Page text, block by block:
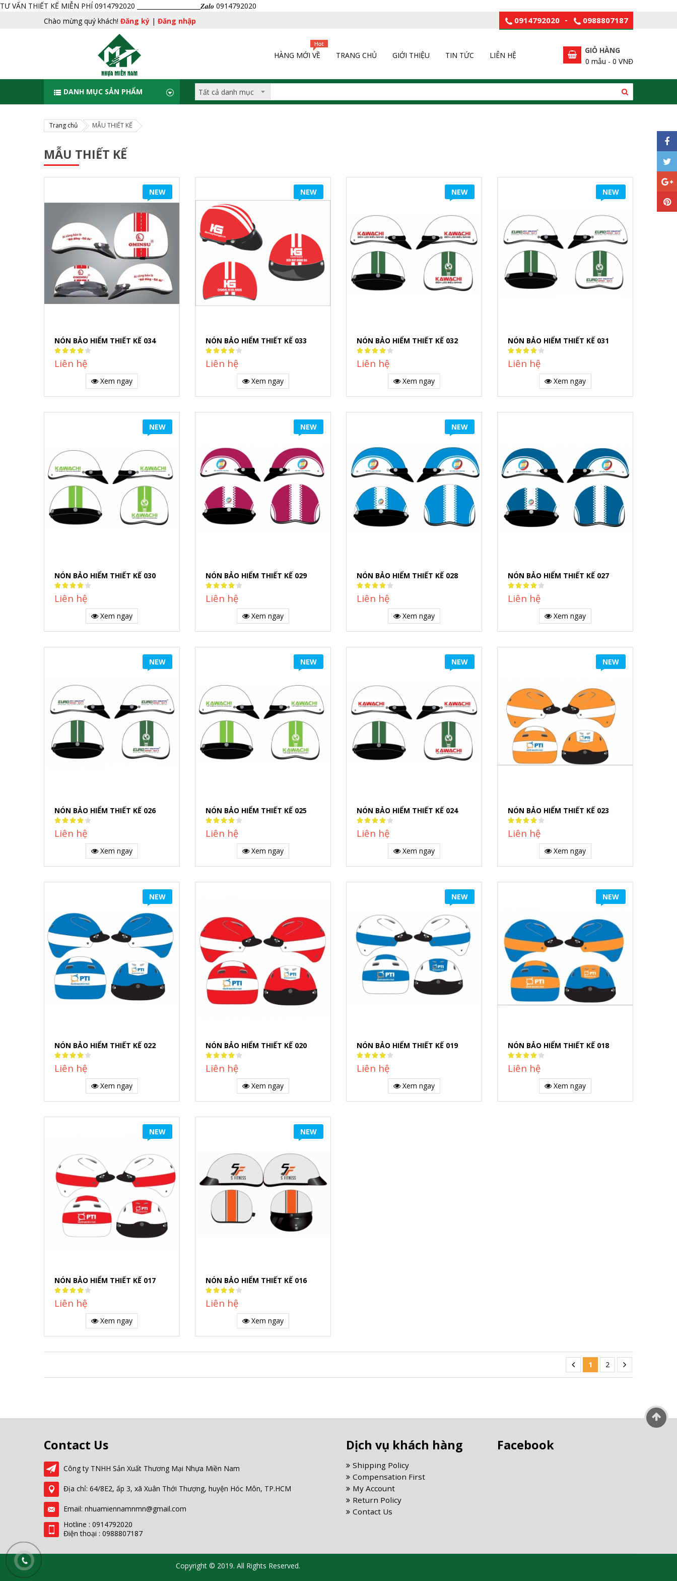
TƯ VẤN THIẾT KẾ MIỄN PHÍ 0914792020 _____________________𝒁𝒂𝒍𝒐 0914792020
Chào mừng quý khách! Đăng ký | Đăng nhập 0914792020 - 0988807187
HÀNG MỚI VỀ TRANG CHỦ GIỚI THIỆU TIN TỨC LIÊN HỆ
GIỎ HÀNG
0 mẫu - 0 VNĐ
DANH MỤC SẢN PHẨM
Trang chủ MẪU THIẾT KẾ
MẪU THIẾT KẾ
NEW
NÓN BẢO HIỂM THIẾT KẾ 034
Rating:
80%
Liên hệ
Xem ngay
NEW
NÓN BẢO HIỂM THIẾT KẾ 033
Rating:
80%
Liên hệ
Xem ngay
NEW
NÓN BẢO HIỂM THIẾT KẾ 032
Rating:
80%
Liên hệ
Xem ngay
NEW
NÓN BẢO HIỂM THIẾT KẾ 031
Rating:
80%
Liên hệ
Xem ngay
NEW
NÓN BẢO HIỂM THIẾT KẾ 030
Rating:
80%
Liên hệ
Xem ngay
NEW
NÓN BẢO HIỂM THIẾT KẾ 029
Rating:
80%
Liên hệ
Xem ngay
NEW
NÓN BẢO HIỂM THIẾT KẾ 028
Rating:
80%
Liên hệ
Xem ngay
NÓN BẢO HIỂM THIẾT KẾ 027
Rating:
80%
Liên hệ
Xem ngay
NEW
NÓN BẢO HIỂM THIẾT KẾ 026
Rating:
80%
Liên hệ
Xem ngay
NEW
NÓN BẢO HIỂM THIẾT KẾ 025
Rating:
80%
Liên hệ
Xem ngay
NEW
NÓN BẢO HIỂM THIẾT KẾ 024
Rating:
80%
Liên hệ
Xem ngay
NEW
NÓN BẢO HIỂM THIẾT KẾ 023
Rating:
80%
Liên hệ
Xem ngay
NEW
NÓN BẢO HIỂM THIẾT KẾ 022
Rating:
80%
Liên hệ
Xem ngay
NÓN BẢO HIỂM THIẾT KẾ 020
Rating:
80%
Liên hệ
Xem ngay
NEW
NÓN BẢO HIỂM THIẾT KẾ 019
Rating:
80%
Liên hệ
Xem ngay
NEW
NÓN BẢO HIỂM THIẾT KẾ 018
Rating:
80%
Liên hệ
Xem ngay
NEW
NÓN BẢO HIỂM THIẾT KẾ 017
Rating:
80%
Liên hệ
Xem ngay
NEW
NÓN BẢO HIỂM THIẾT KẾ 016
Rating:
80%
Liên hệ
Xem ngay
1 2
Contact Us
Công ty TNHH Sản Xuất Thương Mại Nhựa Miền Nam
Địa chỉ: 64/8E2, ấp 3, xã Xuân Thới Thượng, huyện Hóc Môn, TP.HCM
Email: nhuamiennamnmn@gmail.com
Hotline : 0914792020
Điện thoại : 0988807187
Dịch vụ khách hàng
Shipping Policy
Compensation First
My Account
Return Policy
Contact Us
Facebook
Copyright © 2019. All Rights Reserved.